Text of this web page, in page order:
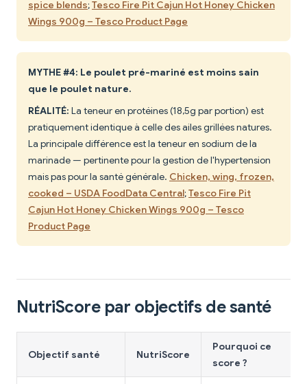
spice blends;Tesco Fire Pit Cajun Hot Honey Chicken
Wings 900g – Tesco Product Page
MYTHE #4: Le poulet pré-mariné est moins sain
que le poulet nature.
RÉALITÉ: La teneur en protéines (18,5g par portion) est
pratiquement identique à celle des ailes grillées natures.
La principale différence est la teneur en sodium de la
marinade — pertinente pour la gestion de l'hypertension
mais pas pour la santé générale. Chicken, wing, frozen,
cooked – USDA FoodData Central;Tesco Fire Pit
Cajun Hot Honey Chicken Wings 900g – Tesco
Product Page
NutriScore par objectifs de santé
Objectif santé NutriScore
Pourquoi ce
score ?